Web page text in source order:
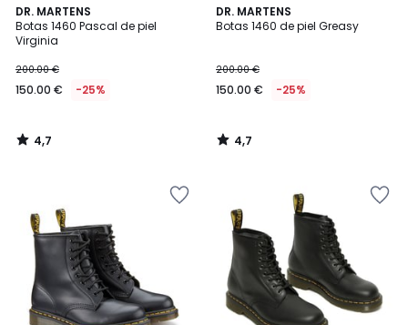
DR. MARTENS
Botas 1460 Pascal de piel
Virginia
200.00 €
150.00 € -25%
4,7
/ 5
4,7
/
DR. MARTENS
Botas 1460 de piel Greasy
200.00 €
150.00 € -25%
4,7
/ 5
4,7
/